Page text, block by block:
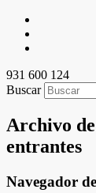
931 600 124
Buscar
Archivo
entrantes
Navegador